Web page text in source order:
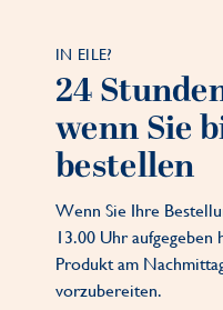
IN EILE?
24
wenn Sie
bestellen
Wenn Sie Ihre
13.00 Uhr
Produkt am
vorzubereiten.